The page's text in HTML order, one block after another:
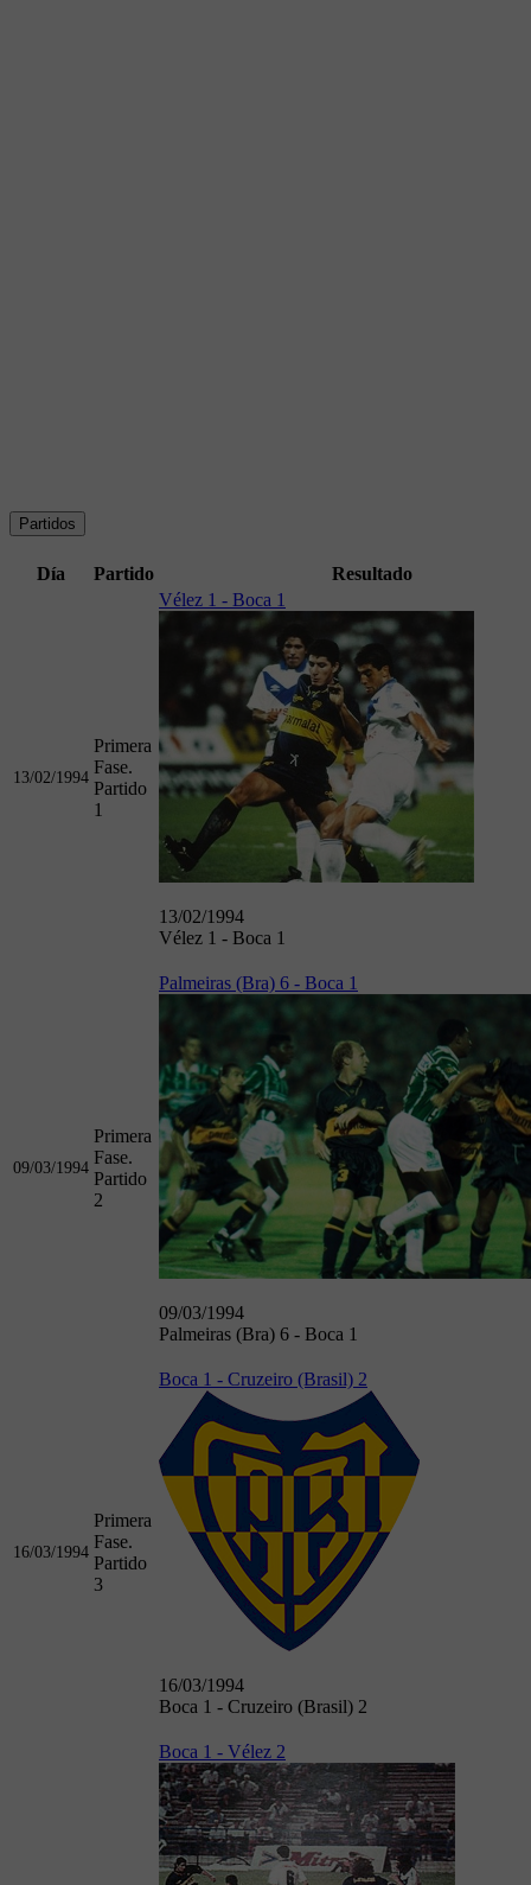
Partidos
Día Partido Resultado
13/02/1994
Primera
Fase.
Partido
1
Vélez 1 - Boca 1
13/02/1994
Vélez 1 - Boca 1
09/03/1994
Primera
Fase.
Partido
2
Palmeiras (Bra) 6 - Boca 1
09/03/1994
Palmeiras (Bra) 6 - Boca 1
16/03/1994
Primera
Fase.
Partido
3
Boca 1 - Cruzeiro (Brasil) 2
16/03/1994
Boca 1 - Cruzeiro (Brasil) 2
Boca 1 - Vélez 2